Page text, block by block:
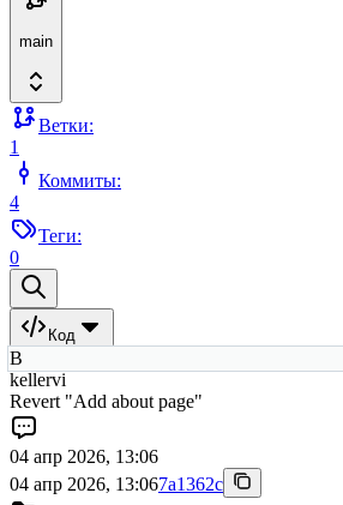
main
Ветки:
1
Коммиты:
4
Теги:
0
Код
В
kellervi
Revert "Add about page"
04 апр 2026, 13:06
04 апр 2026, 13:067a1362c